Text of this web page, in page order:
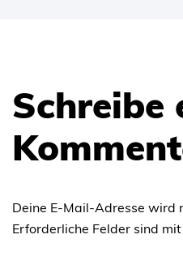
Schreibe
Deine E-Mail-Adresse wird
Erforderliche Felder sind mit